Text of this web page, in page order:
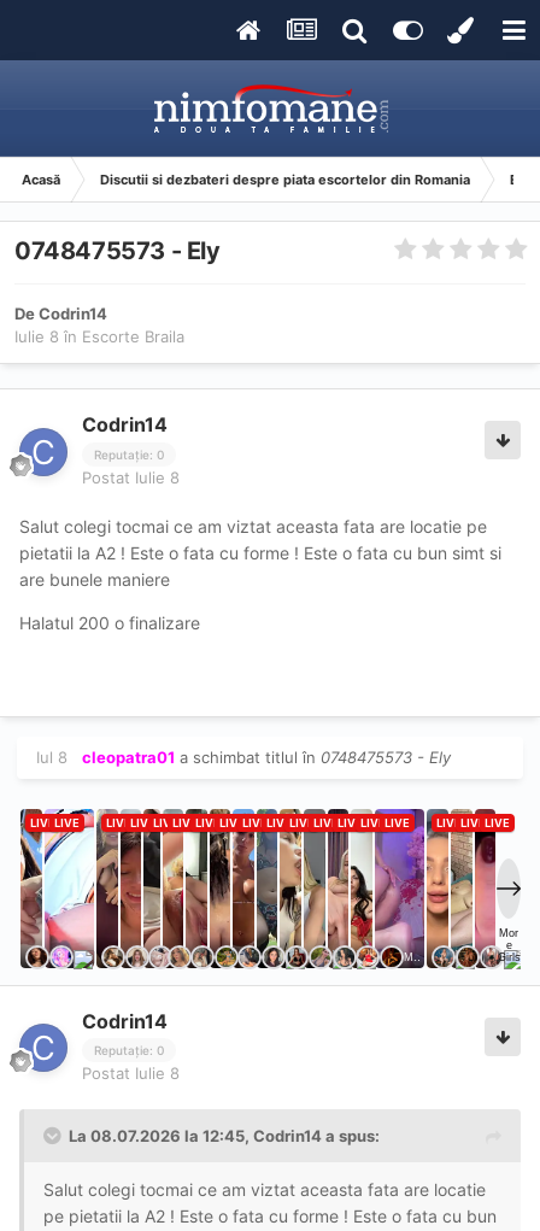
Acasă Discutii si dezbateri despre piata escortelor din Romania
0748475573 - Ely
DeCodrin14
Iulie 8 în Escorte Braila
Codrin14
Reputație: 0
Postat Iulie 8
Salut colegi tocmai ce am viztat aceasta fata are locatie pe
pietatii la A2 ! Este o fata cu forme ! Este o fata cu bun simt si
are bunele maniere
Halatul 200 o finalizare
Iul 8 cleopatra01 a schimbat titlul în 0748475573 - Ely
Codrin14
Reputație: 0
Postat Iulie 8
La 08.07.2026 la 12:45, Codrin14a spus:
Salut colegi tocmai ce am viztat aceasta fata are locatie
pe pietatii la A2 ! Este o fata cu forme ! Este o fata cu bun